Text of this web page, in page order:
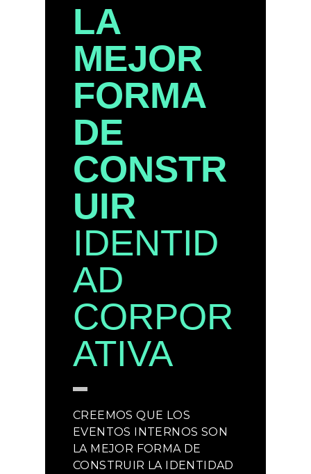
LA
MEJOR
FORMA
DE
CONSTR
UIR
IDENTID
AD
CORPOR
ATIVA
CREEMOS QUE LOS
EVENTOS INTERNOS SON
LA MEJOR FORMA DE
CONSTRUIR LA IDENTIDAD